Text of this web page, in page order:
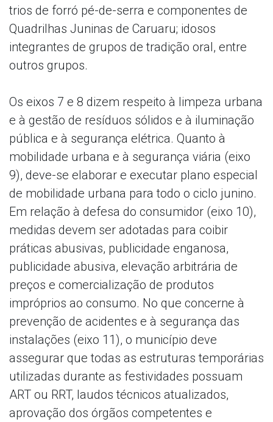
trios de forró pé-de-serra e componentes de
Quadrilhas Juninas de Caruaru; idosos
integrantes de grupos de tradição oral, entre
outros grupos.
Os eixos 7 e 8 dizem respeito à limpeza urbana
e à gestão de resíduos sólidos e à iluminação
pública e à segurança elétrica. Quanto à
mobilidade urbana e à segurança viária (eixo
9), deve-se elaborar e executar plano especial
de mobilidade urbana para todo o ciclo junino.
Em relação à defesa do consumidor (eixo 10),
medidas devem ser adotadas para coibir
práticas abusivas, publicidade enganosa,
publicidade abusiva, elevação arbitrária de
preços e comercialização de produtos
impróprios ao consumo. No que concerne à
prevenção de acidentes e à segurança das
instalações (eixo 11), o município deve
assegurar que todas as estruturas temporárias
utilizadas durante as festividades possuam
ART ou RRT, laudos técnicos atualizados,
aprovação dos órgãos competentes e